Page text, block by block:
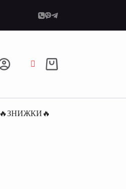
Кошик
🔥ЗНИЖКИ🔥